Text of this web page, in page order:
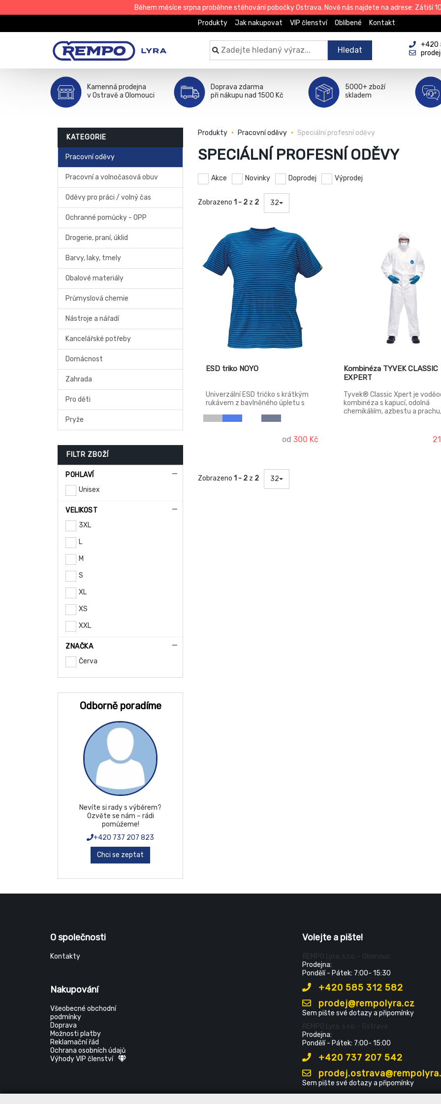
Během měsíce srpna proběhne stěhování pobočky Ostrava. Nově nás najdete na adrese: Zátiší
Produkty
Jak nakupovat VIP členství Oblíbené Kontakt
Hledat
+420
Kamenná prodejna
v Ostravě a Olomouci
Doprava zdarma
při nákupu nad 1500 Kč
5000+ zboží
skladem
KATEGORIE
Pracovní oděvy
Pracovní a volnočasová obuv
Oděvy pro práci / volný čas
Ochranné pomůcky - OPP
Drogerie, praní, úklid
Barvy, laky, tmely
Obalové materiály
Průmyslová chemie
Nástroje a nářadí
Kancelářské potřeby
Domácnost
Zahrada
Pro děti
Pryže
FILTR ZBOŽÍ
POHLAVÍ
Unisex
VELIKOST
3XL
L
M
S
XL
XS
XXL
ZNAČKA
Červa
Odborně poradíme
Nevíte si rady s výběrem?
Ozvěte se nám – rádi
pomůžeme!
+420 737 207 823
Chci se zeptat
Produkty Pracovní oděvy Speciální profesní oděvy
SPECIÁLNÍ PROFESNÍ ODĚVY
Akce Novinky Doprodej Výprodej
Zobrazeno 1 - 2 z 2 32
ESD triko NOYO
Univerzální ESD tričko s krátkým
rukávem z bavlněného úpletu s
od 300 Kč
Kombinéza TYVEK CLASSIC
EXPERT
Tyvek® Classic Xpert je
kombinéza s kapucí, odolná
chemikáliím, azbestu a prachu,
elastickémanžety, pas a
Ergonomický design pro lepší
Zobrazeno 1 - 2 z 2 32
O společnosti
Kontakty
Nakupování
Všeobecné obchodní
podmínky
Doprava
Možnosti platby
Reklamační řád
Ochrana osobních údajů
Výhody VIP členství
Volejte a pište!
ŘEMPO Lyra, s.r.o. - Olomouc
Prodejna:
Pondělí - Pátek: 7:00- 15:30
+420 585 312 582
prodej@rempolyra.cz
Sem pište své dotazy a připomínky
ŘEMPO Lyra, s.r.o. - Ostrava
Prodejna:
Pondělí - Pátek: 7:00- 15:00
+420 737 207 542
Sem pište své dotazy a připomínky